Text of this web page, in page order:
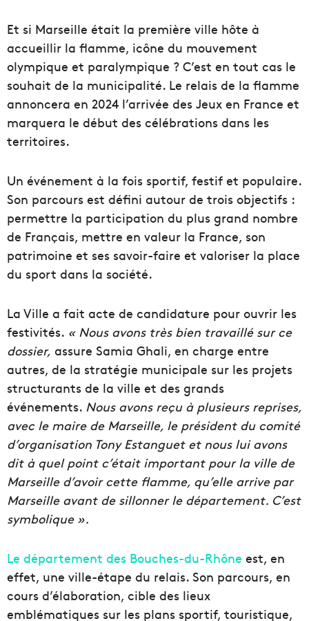
Et si Marseille était la première ville hôte à
accueillir la flamme, icône du mouvement
olympique et paralympique ? C’est en tout cas le
souhait de la municipalité. Le relais de la flamme
annoncera en 2024 l’arrivée des Jeux en France et
marquera le début des célébrations dans les
territoires.
Un événement à la fois sportif, festif et populaire.
Son parcours est défini autour de trois objectifs :
permettre la participation du plus grand nombre
de Français, mettre en valeur la France, son
patrimoine et ses savoir-faire et valoriser la place
du sport dans la société.
La Ville a fait acte de candidature pour ouvrir les
festivités. « Nous avons très bien travaillé sur ce
dossier, assure Samia Ghali, en charge entre
autres, de la stratégie municipale sur les projets
structurants de la ville et des grands
événements. Nous avons reçu à plusieurs reprises,
avec le maire de Marseille, le président du comité
d’organisation Tony Estanguet et nous lui avons
dit à quel point c’était important pour la ville de
Marseille d’avoir cette flamme, qu’elle arrive par
Marseille avant de sillonner le département. C’est
symbolique ».
Le département des Bouches-du-Rhône est, en
effet, une ville-étape du relais. Son parcours, en
cours d’élaboration, cible des lieux
emblématiques sur les plans sportif, touristique,